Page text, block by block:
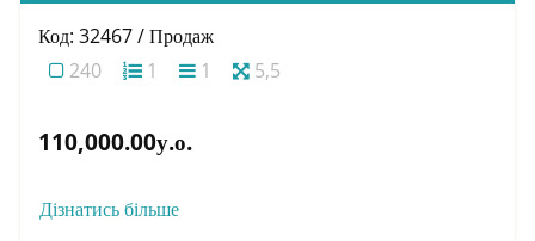
Код: 32467 / Продаж
240
1 1 5,5
110,000.00у.о.
Дізнатись більше